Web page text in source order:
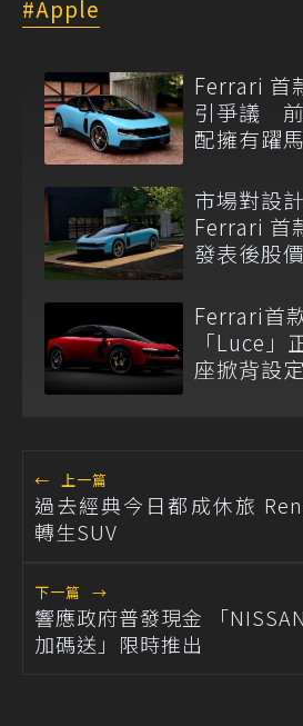
Apple
Ferrari 首
引爭議
配擁有躍
市場對設
Ferrari 首
發表後股
Ferrari首
「Luce」
座掀背設
← 上一篇
過去經典今日都成休旅
轉生SUV
下一篇 →
響應政府普發現金 「
加碼送」限時推出